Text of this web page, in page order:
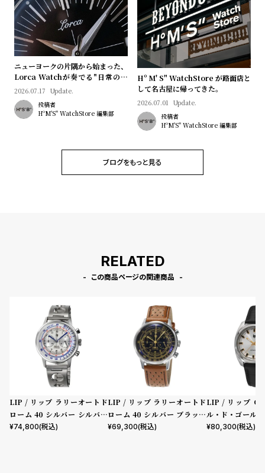
ニューヨークの片隅から始まった、
Lorca Watchが奏でる"日常のロ
マン"｜Brand Picks #08
2026.07.17 Update.
投稿者
HºM'S" WatchStore 編集部
Hº M' S" WatchStore が路面店と
して名古屋に帰ってきた。
2026.07.01 Update.
投稿者
HºM'S" WatchStore 編集部
ブログをもっと見る
RELATED
この商品ページの関連商品
LIP / リップ ラリーオートド
ローム 40 シルバー シルバー
ホワイト レーシングメタルバ
¥74,800(税込)
LIP / リップ ラリーオートド
ローム 40 シルバー ブラック
ブラウンレザー
¥69,300(税込)
LIP / リップ
ル・ド・ゴール
ック シルバー ブ
¥80,300(税込)